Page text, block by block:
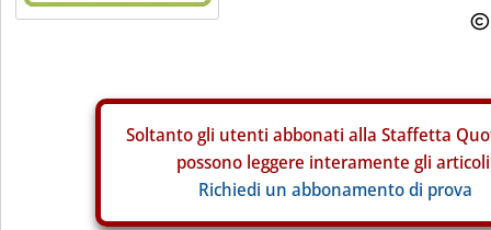
Soltanto gli utenti abbonati alla Staffetta
possono leggere interamente gli
Richiedi un abbonamento di prova